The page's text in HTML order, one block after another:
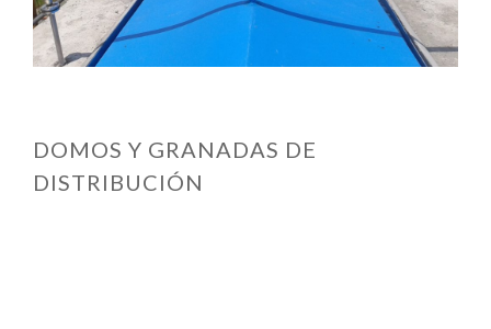
DOMOS Y GRANADAS DE
DISTRIBUCIÓN